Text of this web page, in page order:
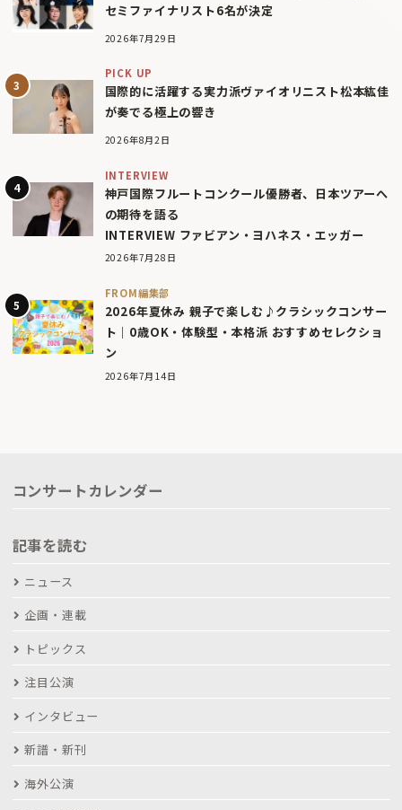
セミファイナリスト6名が決定
2026年7月29日
PICK UP
国際的に活躍する実力派ヴァイオリニスト松本紘佳
が奏でる極上の響き
2026年8月2日
INTERVIEW
神戸国際フルートコンクール優勝者、日本ツアーへ
の期待を語る
INTERVIEW ファビアン・ヨハネス・エッガー
2026年7月28日
FROM編集部
2026年夏休み 親子で楽しむ♪クラシックコンサー
ト｜0歳OK・体験型・本格派 おすすめセレクショ
ン
2026年7月14日
コンサートカレンダー
記事を読む
ニュース
企画・連載
トピックス
注目公演
インタビュー
新譜・新刊
海外公演